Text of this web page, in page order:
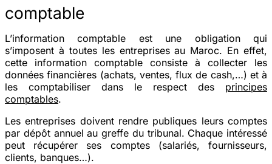
comptable
L’information comptable est une obligation qui
s’imposent à toutes les entreprises au Maroc. En effet,
cette information comptable consiste à collecter les
données financières (achats, ventes, flux de cash,…) et à
les comptabiliser dans le respect des principes
comptables.
Les entreprises doivent rendre publiques leurs comptes
par dépôt annuel au greffe du tribunal. Chaque intéressé
peut récupérer ses comptes (salariés, fournisseurs,
clients, banques…).